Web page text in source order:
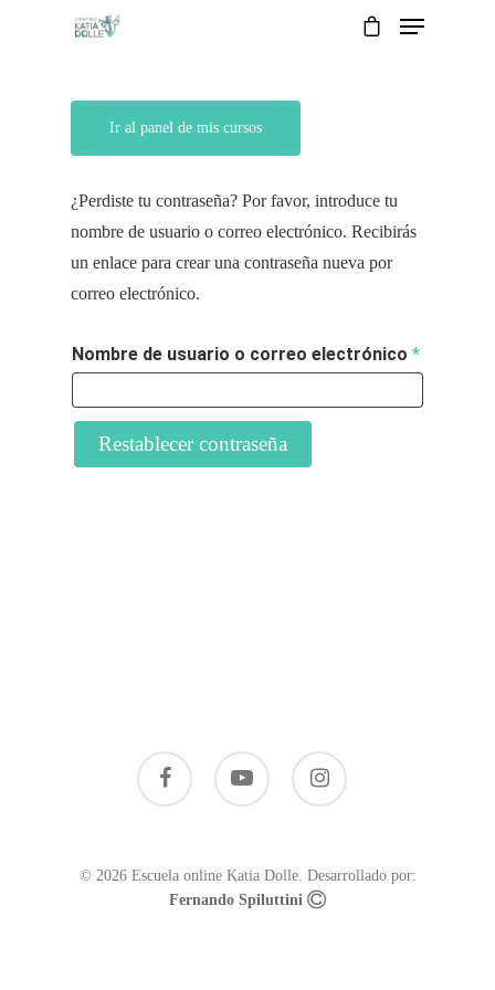
Ir al panel de mis cursos
¿Perdiste tu contraseña? Por favor, introduce tu
nombre de usuario o correo electrónico. Recibirás
un enlace para crear una contraseña nueva por
correo electrónico.
Nombre de usuario o correo electrónico*
Restablecer contraseña
© 2026 Escuela online Katia Dolle. Desarrollado por:
Fernando Spiluttini
Posgrados
desarrollo
Instructores
Contactar